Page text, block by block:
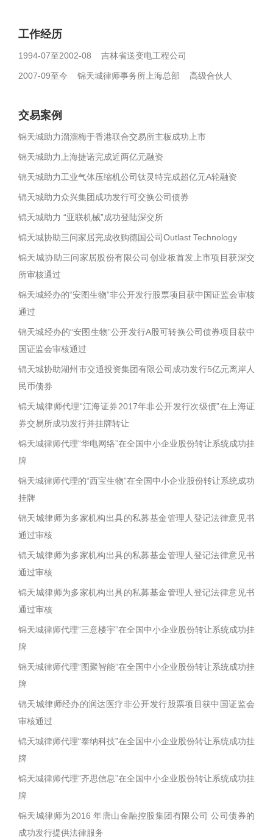
工作经历
1994-07至2002-08 吉林省送变电工程公司
2007-09至今 锦天城律师事务所上海总部 高级合伙人
交易案例
锦天城助力溜溜梅于香港联合交易所主板成功上市
锦天城助力上海捷诺完成近两亿元融资
锦天城助力工业气体压缩机公司钛灵特完成超亿元A轮融资
锦天城助力众兴集团成功发行可交换公司债券
锦天城助力 “亚联机械”成功登陆深交所
锦天城协助三问家居完成收购德国公司Outlast Technology
锦天城协助三问家居股份有限公司创业板首发上市项目获深交
所审核通过
锦天城经办的“安图生物”非公开发行股票项目获中国证监会审核
通过
锦天城经办的“安图生物”公开发行A股可转换公司债券项目获中
国证监会审核通过
锦天城协助湖州市交通投资集团有限公司成功发行5亿元离岸人
民币债券
锦天城律师代理“江海证券2017年非公开发行次级债”在上海证
券交易所成功发行并挂牌转让
锦天城律师代理“华电网络”在全国中小企业股份转让系统成功挂
牌
锦天城律师代理的“西宝生物”在全国中小企业股份转让系统成功
挂牌
锦天城律师为多家机构出具的私募基金管理人登记法律意见书
通过审核
锦天城律师为多家机构出具的私募基金管理人登记法律意见书
通过审核
锦天城律师为多家机构出具的私募基金管理人登记法律意见书
通过审核
锦天城律师代理“三意楼宇”在全国中小企业股份转让系统成功挂
牌
锦天城律师代理“图聚智能”在全国中小企业股份转让系统成功挂
牌
锦天城律师经办的润达医疗非公开发行股票项目获中国证监会
审核通过
锦天城律师代理“泰纳科技”在全国中小企业股份转让系统成功挂
牌
锦天城律师代理“齐思信息”在全国中小企业股份转让系统成功挂
牌
锦天城律师为2016 年唐山金融控股集团有限公司 公司债券的
成功发行提供法律服务